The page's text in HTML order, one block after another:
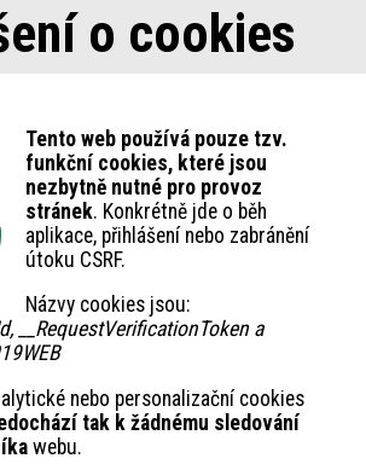
o cookies
Tento web používá pouze tzv.
funkční cookies, které jsou
nezbytně nutné pro provoz
stránek. Konkrétně jde o běh
aplikace, přihlášení nebo zabránění
útoku CSRF.
Názvy cookies jsou:
__RequestVerificationToken a
nebo personalizační cookies
tak k žádnému sledování
webu.